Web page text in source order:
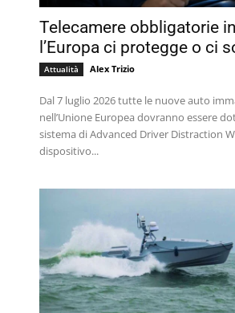
Telecamere obbligatorie
l’Europa ci protegge o ci
Attualità Alex Trizio
Dal 7 luglio 2026 tutte le nuove auto
nell’Unione Europea dovranno essere
sistema di Advanced Driver Distraction
dispositivo...